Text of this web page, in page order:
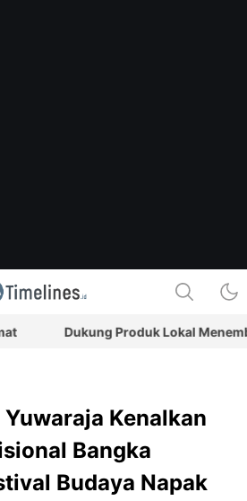
& Budaya
Dukung Produk Lokal Menembus
Kenalkan
Bangka
Budaya Napak